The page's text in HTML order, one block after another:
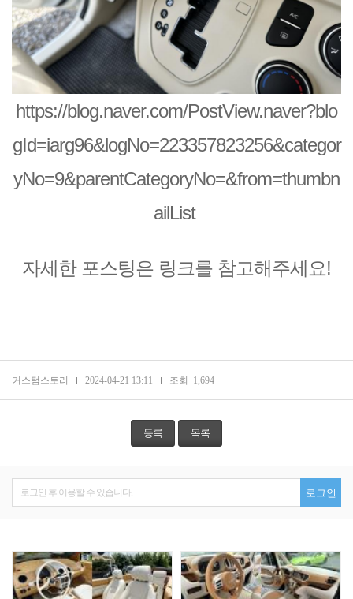
https://blog.naver.com/PostView.naver?blo
gId=iarg96&logNo=223357823256&categor
yNo=9&parentCategoryNo=&from=thumbn
ailList
자세한 포스팅은 링크를 참고해주세요!
커스텀스토리 2024-04-21 13:11 조회 1,694
등록 목록
로그인 후 이용할 수 있습니다. 로그인